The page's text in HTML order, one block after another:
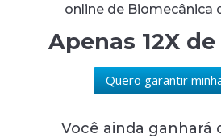
online de Biomecânica
Apenas 12X
Quero garantir
Você ainda ganhará